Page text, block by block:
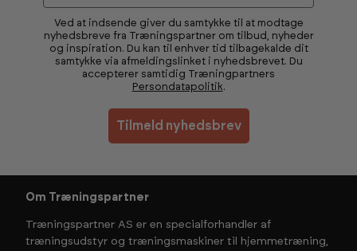
Ved at indsende giver du samtykke til at modtage
nyhedsbreve fra Træningspartner om tilbud, nyheder
og inspiration. Du kan til enhver tid tilbagekalde dit
samtykke via afmeldingslinket i nyhedsbrevet. Du
accepterer samtidig Træningpartners
Persondatapolitik.
Tilmeld nyhedsbrev
Om Træningspartner
Træningspartner AS er en specialforhandler af
træningsudstyr og træningsmaskiner til hjemmetræning,